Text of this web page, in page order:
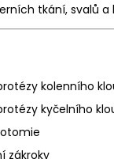
tkání, svalů
kolenního
kyčelního
zákroky